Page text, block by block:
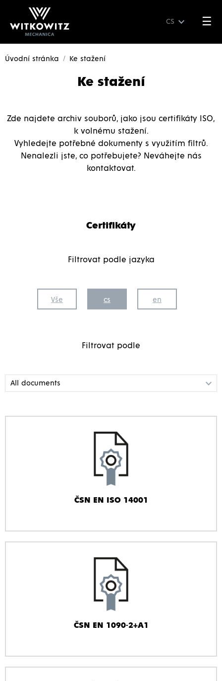
CS ☰
Úvodní stránka Ke stažení
Ke stažení
Zde najdete archiv souborů, jako jsou certifikáty ISO,
k volnému stažení.
Vyhledejte potřebné dokumenty s využitím filtrů.
Nenalezli jste, co potřebujete? Neváhejte nás
kontaktovat.
Certifikáty
Filtrovat podle jazyka
Vše cs en
Filtrovat podle
ČSN EN ISO 14001
ČSN EN 1090-2+A1